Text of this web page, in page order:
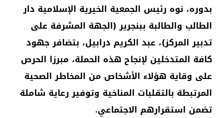
بدوره، نوه رئيس الجمعية الخيرية الإسلامية دار
الطالب والطالبة ببنجرير (الجهة المشرفة على
تدبير المركز)، عبد الكريم درابيل، بتضافر جهود
كافة المتدخلين لإنجاح هذه الحملة، مبرزا الحرص
على وقاية هؤلاء الأشخاص من المخاطر الصحية
المرتبطة بالتقلبات المناخية وتوفير رعاية شاملة
تضمن استقرارهم الاجتماعي.